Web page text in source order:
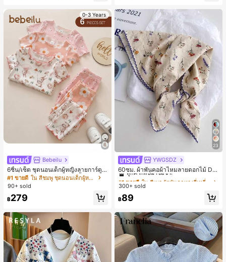
0-3 Years
Bebeilu
6ชิ้น/เซ็ต ชุดนอนเด็กผู้หญิงลายการ์ตูน
หมีและดอกไม้ คอกลม แขนสั้น กางเกง
ขาสั้น ขอบระบาย สวมใส่สบาย
#1 ขายดี
ใน สีชมพู ชุดนอนเด็กผู้หญิง
90+ sold
฿279
23
YWGSDZ
60ซม. ผ้าพันคอผ้าไหมลายดอกไม้ Dit
sy สีเบจ, เครื่องประดับใหม่สำหรับผู้หญิ
งฤดูใบไม้ผลิ/ฤดูใบไม้ร่วง, ผ้าพันคอผืน
#1 ขายดี
ลูกค้ากลับมาซื้อซ้ำ!
#1 ขายดี
ลูกค้ากลับมาซื้อซ้ำ!
#1 ขายดี
ลูกค้ากลับมาซื้อซ้ำ!
#1 ขายดี
ใน สีเบจ ผ้าพันคอทรงสี่เหลี่ยมและผ้าพันคอสำหรับผู้
300+ sold
฿89